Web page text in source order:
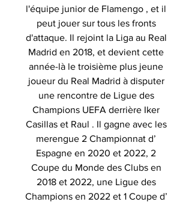
l'équipe junior de Flamengo , et il
peut jouer sur tous les fronts
d'attaque. Il rejoint la Liga au Real
Madrid en 2018, et devient cette
année-là le troisième plus jeune
joueur du Real Madrid à disputer
une rencontre de Ligue des
Champions UEFA derrière Iker
Casillas et Raul . Il gagne avec les
merengue 2 Championnat d’
Espagne en 2020 et 2022, 2
Coupe du Monde des Clubs en
2018 et 2022, une Ligue des
Champions en 2022 et 1 Coupe d’